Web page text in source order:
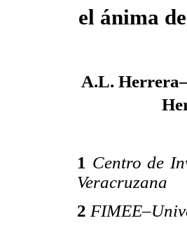
el ánima
A.L.
1 Centro de
Veracruzana
2